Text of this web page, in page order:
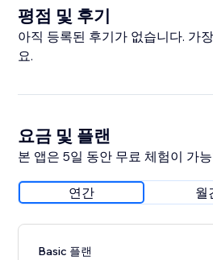
평점 및 후기
아직 등록된 후기가 없습니다. 가
요.
요금 및 플랜
본 앱은 5일 동안 무료 체험이 가
연간 월
Basic 플랜